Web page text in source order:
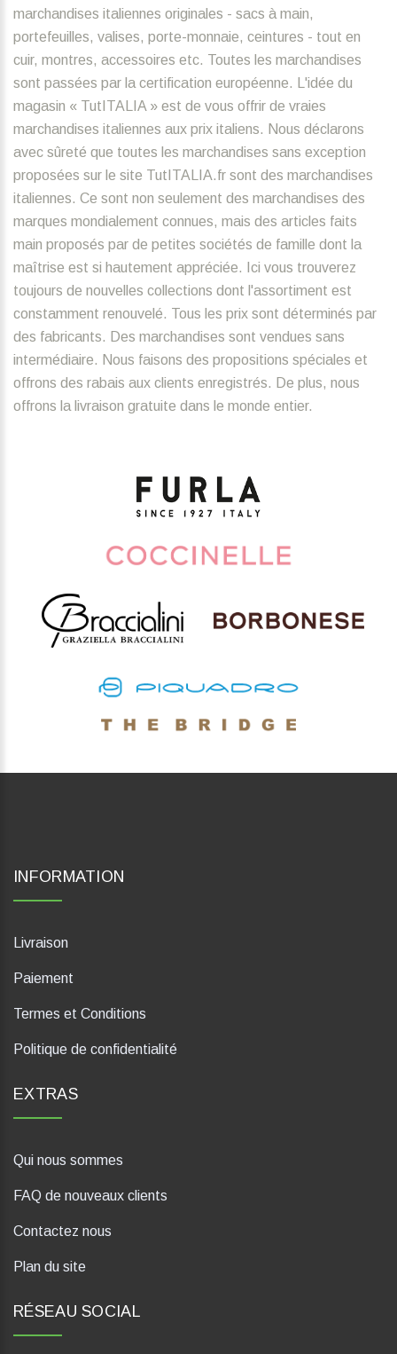
marchandises italiennes originales - sacs à main,
portefeuilles, valises, porte-monnaie, ceintures - tout en
cuir, montres, accessoires etc. Toutes les marchandises
sont passées par la certification européenne. L'idée du
magasin « TutITALIA » est de vous offrir de vraies
marchandises italiennes aux prix italiens. Nous déclarons
avec sûreté que toutes les marchandises sans exception
proposées sur le site TutITALIA.fr sont des marchandises
italiennes. Ce sont non seulement des marchandises des
marques mondialement connues, mais des articles faits
main proposés par de petites sociétés de famille dont la
maîtrise est si hautement appréciée. Ici vous trouverez
toujours de nouvelles collections dont l'assortiment est
constamment renouvelé. Tous les prix sont déterminés par
des fabricants. Des marchandises sont vendues sans
intermédiaire. Nous faisons des propositions spéciales et
offrons des rabais aux clients enregistrés. De plus, nous
offrons la livraison gratuite dans le monde entier.
INFORMATION
Livraison
Paiement
Termes et Conditions
Politique de confidentialité
EXTRAS
Qui nous sommes
FAQ de nouveaux clients
Contactez nous
Plan du site
RÉSEAU SOCIAL